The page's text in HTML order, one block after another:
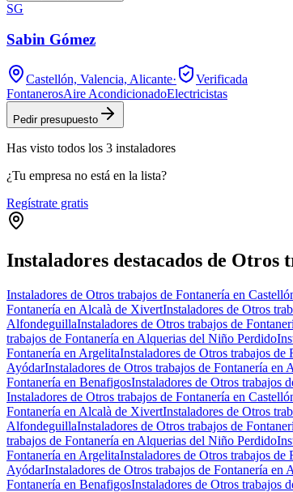
SG
Sabin Gómez
Castellón, Valencia, Alicante·
Verificada
FontanerosAire AcondicionadoElectricistas
Pedir presupuesto
Has visto todos los 3 instaladores
¿Tu empresa no está en la lista?
Regístrate gratis
Instaladores destacados de
Instaladores de Otros trabajos de Fontanería en
Fontanería en Alcalà de XivertInstaladores de Otros
AlfondeguillaInstaladores de Otros trabajos de
trabajos de Fontanería en Alquerias del Niño Perdido
Fontanería en ArgelitaInstaladores de Otros trabajos de
AyódarInstaladores de Otros trabajos de Fontanería en
Fontanería en BenafigosInstaladores de Otros trabajos
Instaladores de Otros trabajos de Fontanería en
Fontanería en Alcalà de XivertInstaladores de Otros
AlfondeguillaInstaladores de Otros trabajos de
trabajos de Fontanería en Alquerias del Niño Perdido
Fontanería en ArgelitaInstaladores de Otros trabajos de
AyódarInstaladores de Otros trabajos de Fontanería en
Fontanería en BenafigosInstaladores de Otros trabajos